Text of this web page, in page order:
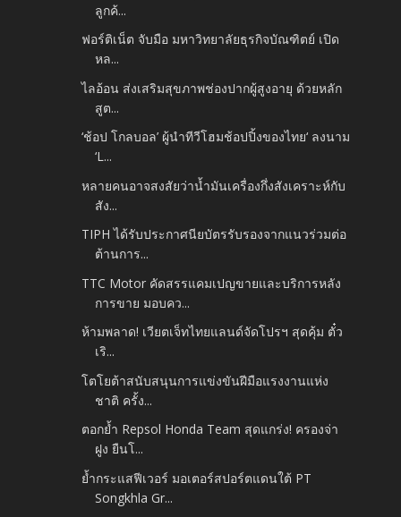
ลูกค้...
ฟอร์ติเน็ต จับมือ มหาวิทยาลัยธุรกิจบัณฑิตย์ เปิด
หล...
ไลอ้อน ส่งเสริมสุขภาพช่องปากผู้สูงอายุ ด้วยหลัก
สูต...
‘ช้อป โกลบอล’ ผู้นำทีวีโฮมช้อปปิ้งของไทย‘ ลงนาม
‘L...
หลายคนอาจสงสัยว่าน้ำมันเครื่องกึ่งสังเคราะห์กับ
สัง...
TIPH ได้รับประกาศนียบัตรรับรองจากแนวร่วมต่อ
ต้านการ...
TTC Motor คัดสรรแคมเปญขายและบริการหลัง
การขาย มอบคว...
ห้ามพลาด! เวียตเจ็ทไทยแลนด์จัดโปรฯ สุดคุ้ม ตั๋ว
เริ...
โตโยต้าสนับสนุนการแข่งขันฝีมือแรงงานแห่ง
ชาติ ครั้ง...
ตอกย้ำ Repsol Honda Team สุดแกร่ง! ครองจ่า
ฝูง ยืนโ...
ย้ำกระแสฟีเวอร์ มอเตอร์สปอร์ตแดนใต้ PT
Songkhla Gr...